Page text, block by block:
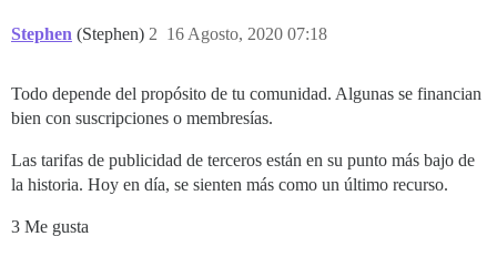
Stephen (Stephen) 16 Agosto, 2020 07:18
2
Todo depende del propósito de tu comunidad. Algunas se financian
bien con suscripciones o membresías.
Las tarifas de publicidad de terceros están en su punto más bajo de
la historia. Hoy en día, se sienten más como un último recurso.
3 Me gusta